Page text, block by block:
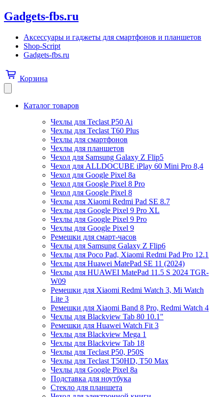
Gadgets-fbs.ru
Аксессуары и гаджеты для смартфонов и планшетов
Shop-Script
Gadgets-fbs.ru
Корзина
Каталог товаров
Чехлы для Teclast P50 Ai
Чехлы для Teclast T60 Plus
Чехлы для смартфонов
Чехлы для планшетов
Чехол для Samsung Galaxy Z Flip5
Чехол для ALLDOCUBE iPlay 60 Mini Pro 8,4
Чехол для Google Pixel 8a
Чехол для Google Pixel 8 Pro
Чехол для Google Pixel 8
Чехлы для Xiaomi Redmi Pad SE 8.7
Чехлы для Google Pixel 9 Pro XL
Чехлы для Google Pixel 9 Pro
Чехлы для Google Pixel 9
Ремешки для смарт-часов
Чехлы для Samsung Galaxy Z Flip6
Чехлы для Poco Pad, Xiaomi Redmi Pad Pro 12.1
Чехлы для Huawei MatePad SE 11 (2024)
Чехлы для HUAWEI MatePad 11.5 S 2024 TGR-
W09
Ремешки для Xiaomi Redmi Watch 3, Mi Watch
Lite 3
Ремешки для Xiaomi Band 8 Pro, Redmi Watch 4
Чехлы для Blackview Tab 80 10.1"
Ремешки для Huawei Watch Fit 3
Чехлы для Blackview Mega 1
Чехлы для Blackview Tab 18
Чехлы для Teclast P50, P50S
Чехлы для Teclast T50HD, T50 Max
Чехлы для Google Pixel 8a
Подставка для ноутбука
Стекло для планшета